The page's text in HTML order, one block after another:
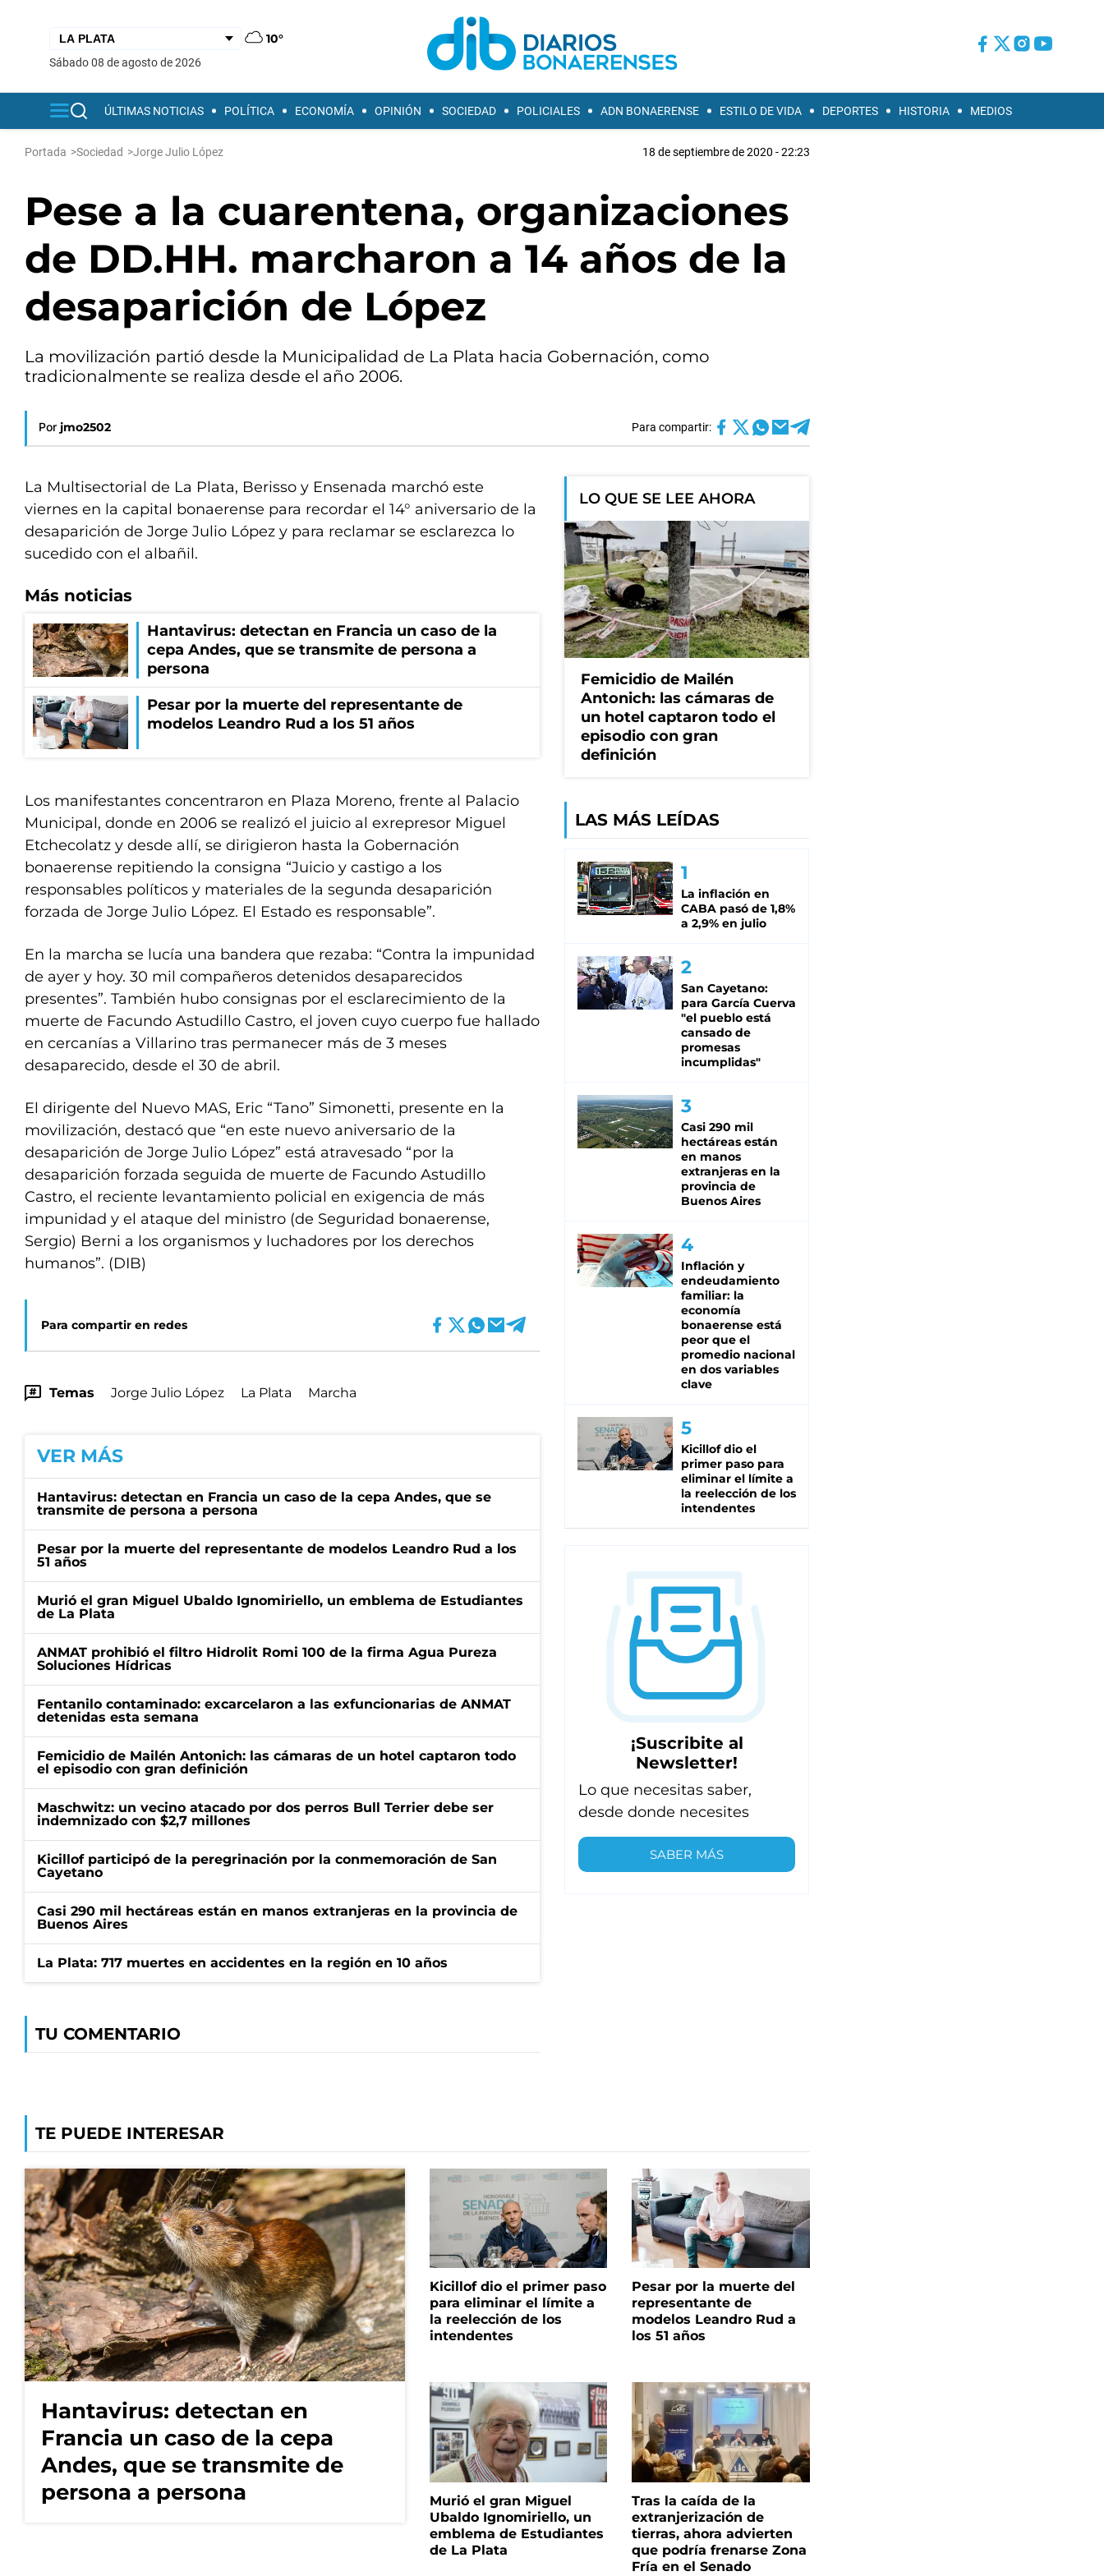
10°
sábado 08 de agosto de 2026
ÚLTIMAS NOTICIAS POLÍTICA ECONOMÍA OPINIÓN SOCIEDAD POLICIALES ADN BONAERENSE ESTILO DE VIDA DEPORTES HISTORIA MEDIOS
Portada >Sociedad >Jorge Julio López 18 de septiembre de 2020 - 22:23
Pese a la cuarentena, organizaciones
de DD.HH. marcharon a 14 años de la
desaparición de López
La movilización partió desde la Municipalidad de La Plata hacia Gobernación, como
tradicionalmente se realiza desde el año 2006.
Por jmo2502 Para compartir:
La Multisectorial de La Plata, Berisso y Ensenada marchó este
viernes en la capital bonaerense para recordar el 14° aniversario de la
desaparición de Jorge Julio López y para reclamar se esclarezca lo
sucedido con el albañil.
Más noticias
Hantavirus: detectan en Francia un caso de la
cepa Andes, que se transmite de persona a
persona
Pesar por la muerte del representante de
modelos Leandro Rud a los 51 años
Los manifestantes concentraron en Plaza Moreno, frente al Palacio
Municipal, donde en 2006 se realizó el juicio al exrepresor Miguel
Etchecolatz y desde allí, se dirigieron hasta la Gobernación
bonaerense repitiendo la consigna “Juicio y castigo a los
responsables políticos y materiales de la segunda desaparición
forzada de Jorge Julio López. El Estado es responsable”.
En la marcha se lucía una bandera que rezaba: “Contra la impunidad
de ayer y hoy. 30 mil compañeros detenidos desaparecidos
presentes”. También hubo consignas por el esclarecimiento de la
muerte de Facundo Astudillo Castro, el joven cuyo cuerpo fue hallado
en cercanías a Villarino tras permanecer más de 3 meses
desaparecido, desde el 30 de abril.
El dirigente del Nuevo MAS, Eric “Tano” Simonetti, presente en la
movilización, destacó que “en este nuevo aniversario de la
desaparición de Jorge Julio López” está atravesado “por la
desaparición forzada seguida de muerte de Facundo Astudillo
Castro, el reciente levantamiento policial en exigencia de más
impunidad y el ataque del ministro (de Seguridad bonaerense,
Sergio) Berni a los organismos y luchadores por los derechos
humanos”. (DIB)
Para compartir en redes
Temas Jorge Julio López La Plata Marcha
VER MÁS
Hantavirus: detectan en Francia un caso de la cepa Andes, que se
transmite de persona a persona
Pesar por la muerte del representante de modelos Leandro Rud a los
51 años
Murió el gran Miguel Ubaldo Ignomiriello, un emblema de Estudiantes
de La Plata
ANMAT prohibió el filtro Hidrolit Romi 100 de la firma Agua Pureza
Soluciones Hídricas
Fentanilo contaminado: excarcelaron a las exfuncionarias de ANMAT
detenidas esta semana
Femicidio de Mailén Antonich: las cámaras de un hotel captaron todo
el episodio con gran definición
Maschwitz: un vecino atacado por dos perros Bull Terrier debe ser
indemnizado con $2,7 millones
Kicillof participó de la peregrinación por la conmemoración de San
Cayetano
Casi 290 mil hectáreas están en manos extranjeras en la provincia de
Buenos Aires
La Plata: 717 muertes en accidentes en la región en 10 años
TU COMENTARIO
LO QUE SE LEE AHORA
Femicidio de Mailén
Antonich: las cámaras de
un hotel captaron todo el
episodio con gran
definición
LAS MÁS LEÍDAS
La inflación en
CABA pasó de 1,8%
a 2,9% en julio
San Cayetano:
para García Cuerva
"el pueblo está
cansado de
promesas
incumplidas"
Casi 290 mil
hectáreas están
en manos
extranjeras en la
provincia de
Buenos Aires
Inflación y
endeudamiento
familiar: la
economía
bonaerense está
peor que el
promedio nacional
en dos variables
clave
Kicillof dio el
primer paso para
eliminar el límite a
la reelección de los
intendentes
¡Suscribite al
Newsletter!
Lo que necesitas saber,
desde donde necesites
SABER MÁS
TE PUEDE INTERESAR
Hantavirus: detectan en
Francia un caso de la cepa
Andes, que se transmite de
persona a persona
Kicillof dio el primer paso
para eliminar el límite a
la reelección de los
intendentes
Pesar por la muerte del
representante de
modelos Leandro Rud a
los 51 años
Murió el gran Miguel
Ubaldo Ignomiriello, un
emblema de Estudiantes
de La Plata
Tras la caída de la
extranjerización de
tierras, ahora advierten
que podría frenarse Zona
Fría en el Senado